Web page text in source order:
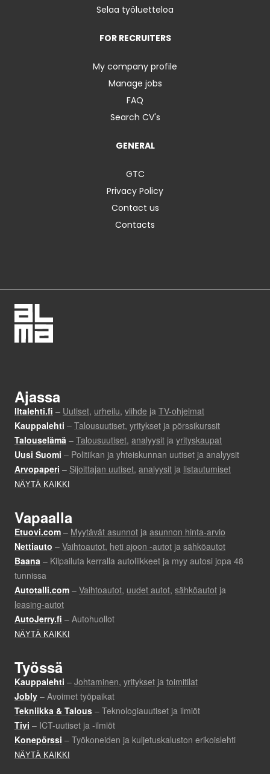
Selaa työluetteloa
FOR RECRUITERS
My company profile
Manage jobs
FAQ
Search CV's
GENERAL
GTC
Privacy Policy
Contact us
Contacts